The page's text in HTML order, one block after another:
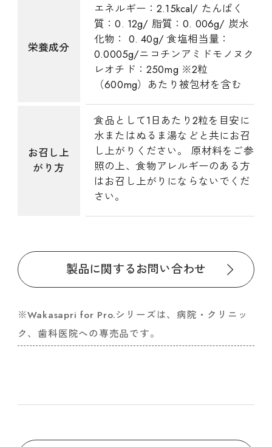
栄養成分
エネルギー：2.15kcal/ たんぱく
質：0. 12g/ 脂質：0. 006g/ 炭水
化物： 0. 40g/ 食塩相当量：
0.0005g/ニコチンアミドモノヌク
レオチド：250mg ※2粒
（600mg）あたり被包材を含む
お召し上
がり方
食品として1日あたり2粒を目安に
水またはぬるま湯などと共にお召
し上がりください。 原材料をご参
照の上、食物アレルギーのある方
はお召し上がりにならないでくだ
さい。
製品に関するお問い合わせ
※Wakasapri for Pro.シリーズは、病院・クリニッ
ク、歯科医院への専売品です。